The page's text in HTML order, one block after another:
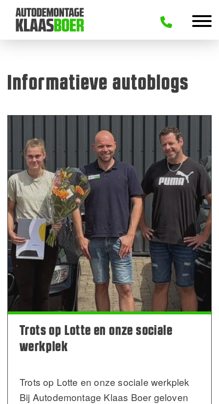
Informatieve autoblogs
Trots op Lotte en onze sociale
werkplek
Trots op Lotte en onze sociale werkplek
Bij Autodemontage Klaas Boer geloven